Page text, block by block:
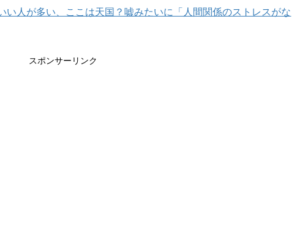
い人が多い、ここは天国？嘘みたいに「人間関係のストレスがな
スポンサーリンク